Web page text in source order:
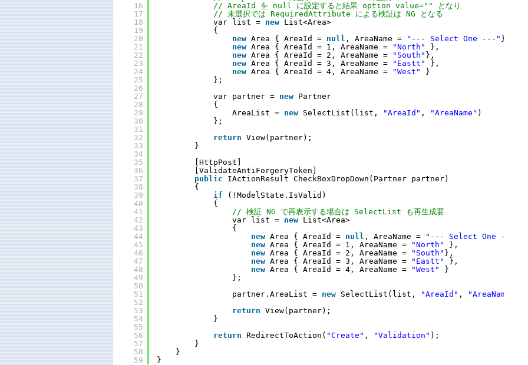
16
17
18
19
20
21
22
23
24
25
26
27
28
29
30
31
32
33
34
35
36
37
38
39
40
41
42
43
44
45
46
47
48
49
50
51
52
53
54
55
56
57
58
59
// AreaId を null に設定すると結果 option value="" となり
// 未選択では RequiredAttribute による検証は NG となる
var list = new List<Area>
{
new Area { AreaId = null , AreaName = "--- Select One ---" },
new Area { AreaId = 1, AreaName = "North"
},
new Area { AreaId = 2, AreaName = "South" },
new Area { AreaId = 3, AreaName = "Eastt"
},
new Area { AreaId = 4, AreaName = "West"
}
};
var partner = new Partner
{
AreaList = new SelectList(list, "AreaId" , "AreaName" )
};
return
View(partner);
}
[HttpPost]
[ValidateAntiForgeryToken]
public
IActionResult CheckBoxDropDown(Partner partner)
{
if
(!ModelState.IsValid)
{
// 検証 NG で再表示する場合は SelectList も再生成要
var list = new List<Area>
{
new Area { AreaId = null , AreaName = "--- Select One ---"
new Area { AreaId = 1, AreaName = "North"
},
new Area { AreaId = 2, AreaName = "South" },
new Area { AreaId = 3, AreaName = "Eastt"
},
new Area { AreaId = 4, AreaName = "West"
}
};
partner.AreaList = new SelectList(list, "AreaId" , "AreaName"
return
View(partner);
}
return
RedirectToAction( "Create" , "Validation" );
}
}
}